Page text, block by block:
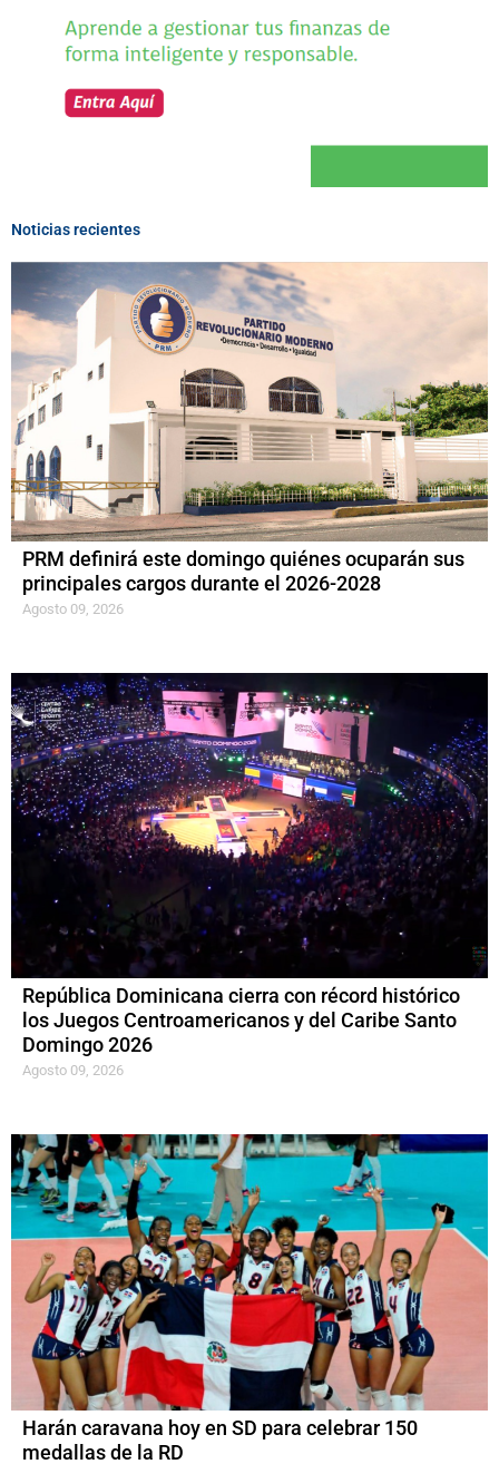
Noticias recientes
PRM definirá este domingo quiénes ocuparán sus
principales cargos durante el 2026-2028
Agosto 09, 2026
República Dominicana cierra con récord histórico
los Juegos Centroamericanos y del Caribe Santo
Domingo 2026
Agosto 09, 2026
Harán caravana hoy en SD para celebrar 150
medallas de la RD